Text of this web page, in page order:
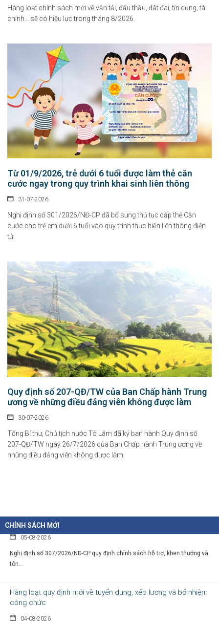
Hàng loạt chính sách mới về vận tải, đấu thầu, đất đai, tín dụng, tài
chính... sẽ có hiệu lực trong tháng 8/2026.
Từ 01/9/2026, trẻ dưới 6 tuổi được làm thẻ căn
cước ngay trong quy trình khai sinh liên thông
31-07-2026
Nghị định số 301/2026/NĐ-CP đã bổ sung thủ tục cấp thẻ Căn
cước cho trẻ em dưới 6 tuổi vào quy trình thực hiện liên thông điện
tử.
Quy định số 207-QĐ/TW của Ban Chấp hành Trung
ương về những điều đảng viên không được làm
30-07-2026
Tổng Bí thư, Chủ tịch nước Tô Lâm đã ký ban hành Quy định số
207-QĐ/TW ngày 26/7/2026 của Ban Chấp hành Trung ương về
những điều đảng viên không được làm.
CHÍNH SÁCH MỚI
Chỉ thị của Thủ tướng Chính phủ về các nhiệm vụ trọng tâm năm
học 2026 - 2027
06-08-2026
Thủ tướng Chính phủ vừa ban hành Chỉ thị số 31/CT-TTg ngày 5/8/2026 về
05-08-2026
Nghị định số 307/2026/NĐ-CP quy định chính sách hỗ trợ, khen thưởng và
tôn...
công chức
04-08-2026
Nghị định 300/2026/NĐ-CP vừa sửa đổi, bổ sung nhiều quy định về tuyển...